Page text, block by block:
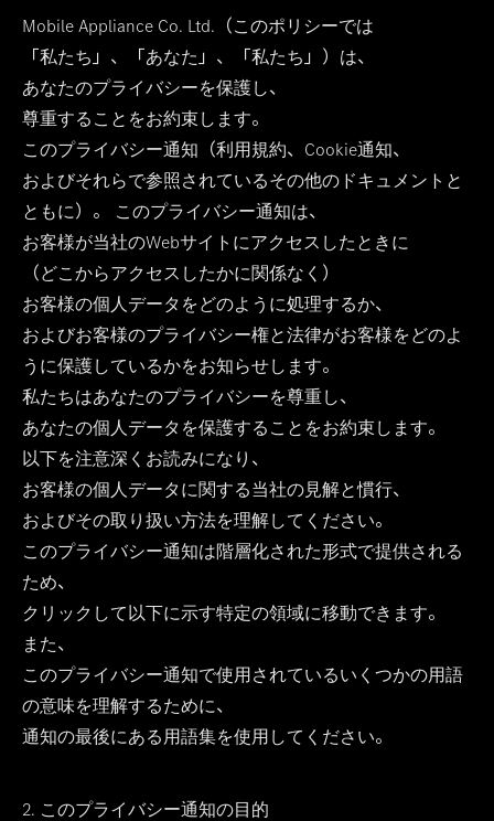
Mobile Appliance Co. Ltd.（このポリシーでは
「私たち」、「あなた」、「私たち」）は、
あなたのプライバシーを保護し、
尊重することをお約束します。
このプライバシー通知（利用規約、Cookie通知、
およびそれらで参照されているその他のドキュメントと
ともに）。 このプライバシー通知は、
お客様が当社のWebサイトにアクセスしたときに
（どこからアクセスしたかに関係なく）
お客様の個人データをどのように処理するか、
およびお客様のプライバシー権と法律がお客様をどのよ
うに保護しているかをお知らせします。
私たちはあなたのプライバシーを尊重し、
あなたの個人データを保護することをお約束します。
以下を注意深くお読みになり、
お客様の個人データに関する当社の見解と慣行、
およびその取り扱い方法を理解してください。
このプライバシー通知は階層化された形式で提供される
ため、
クリックして以下に示す特定の領域に移動できます。
また、
このプライバシー通知で使用されているいくつかの用語
の意味を理解するために、
通知の最後にある用語集を使用してください。
2. このプライバシー通知の目的